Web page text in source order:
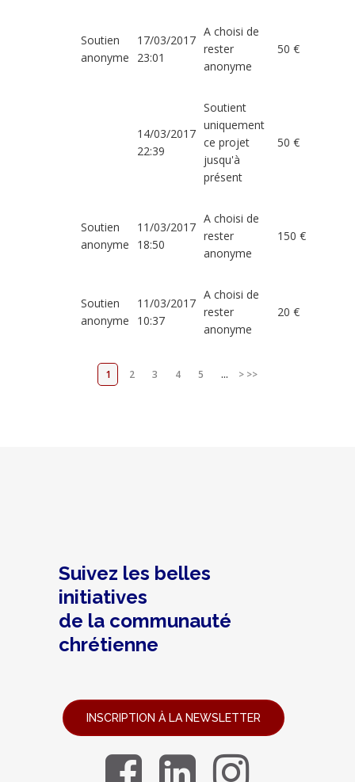
Soutien
anonyme
17/03/2017
23:01
A choisi de
rester
anonyme
50 €
14/03/2017
22:39
Soutient
uniquement
ce projet
jusqu'à
présent
50 €
Soutien
anonyme
11/03/2017
18:50
A choisi de
rester
anonyme
150 €
Soutien
anonyme
11/03/2017
10:37
A choisi de
rester
anonyme
20 €
1 2 3 4 5 ... > >>
Suivez les belles
initiatives
de la communauté
chrétienne
INSCRIPTION À LA NEWSLETTER